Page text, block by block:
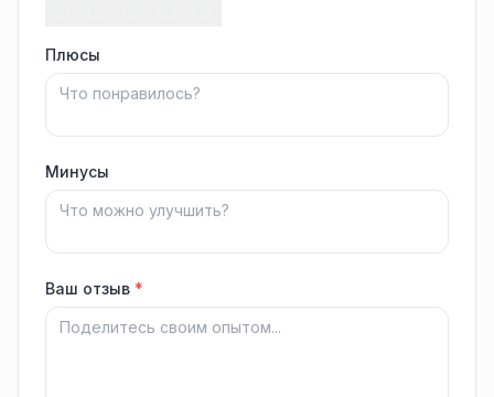
Плюсы
Минусы
Ваш отзыв *